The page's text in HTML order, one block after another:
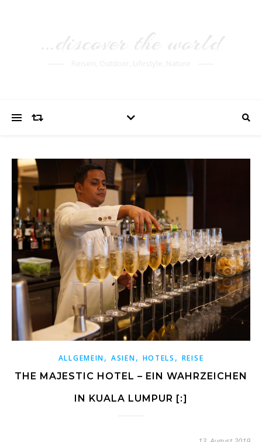
ALLGEMEIN,ASIEN, HOTELS , REISE
THE MAJESTIC HOTEL – EIN WAHRZEICHEN
IN KUALA LUMPUR [:]